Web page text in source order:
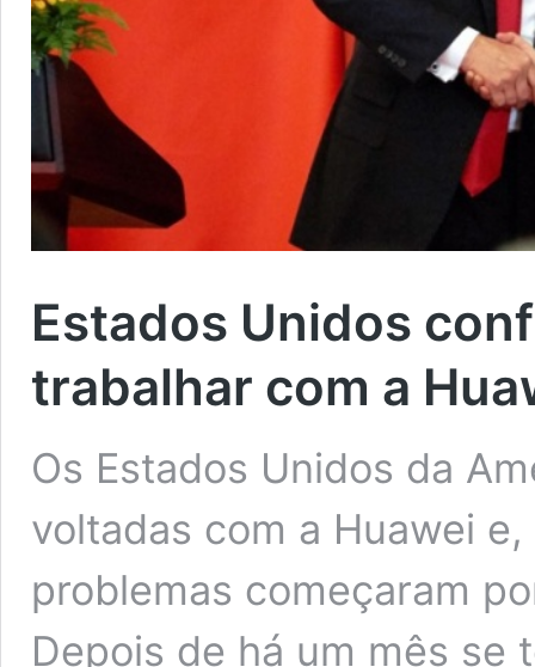
Estados Unidos
trabalhar com a
Os Estados Unidos da
voltadas com a Huawei
problemas começaram
Depois de há um mês